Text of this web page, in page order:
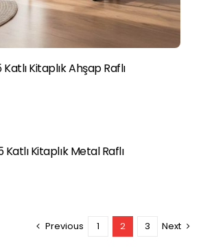
Katlı Kitaplık Ahşap Raflı
Katlı Kitaplık Metal Raflı
Previous 1 2 3 Next